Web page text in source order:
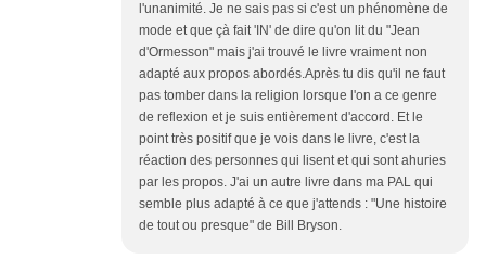
l'unanimité. Je ne sais pas si c'est un phénomène de
mode et que çà fait 'IN' de dire qu'on lit du "Jean
d'Ormesson" mais j'ai trouvé le livre vraiment non
adapté aux propos abordés.Après tu dis qu'il ne faut
pas tomber dans la religion lorsque l'on a ce genre
de reflexion et je suis entièrement d'accord. Et le
point très positif que je vois dans le livre, c'est la
réaction des personnes qui lisent et qui sont ahuries
par les propos. J'ai un autre livre dans ma PAL qui
semble plus adapté à ce que j'attends : "Une histoire
de tout ou presque" de Bill Bryson.